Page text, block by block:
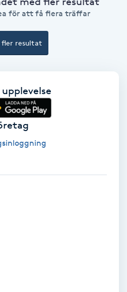
för att få flera träffar
fler resultat